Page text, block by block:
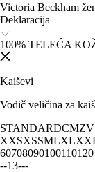
Victoria Beckham
Deklaracija
100% TELEĆA
Kaiševi
Vodič veličina za
STANDARDCMZV
XXSXSSMLXL
60708090100110120
--13---